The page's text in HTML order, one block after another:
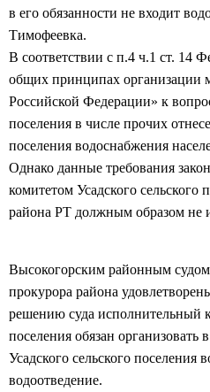
в его обязанности не входит
Тимофеевка.
В соответствии с п.4 ч.1 ст. 14
общих принципах организации
Российской Федерации» к
поселения в числе прочих
поселения водоснабжения
Однако данные требования
комитетом Усадского сельского
района РТ должным образом не
Высокогорским районным
прокурора района
решению суда исполнительный
поселения обязан организовать
Усадского сельского поселения
водоотведение.